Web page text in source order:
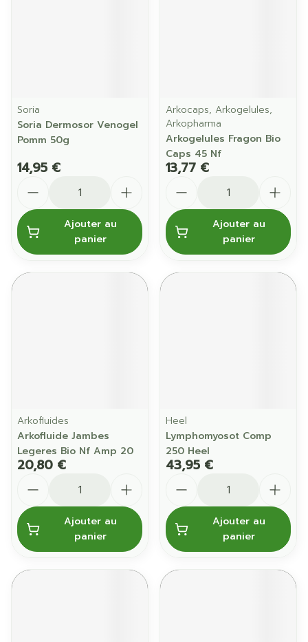
Soria
Soria Dermosor Venogel
Pomm 50g
14,95 €
Ajouter au
panier
Arkocaps, Arkogelules,
Arkopharma
Arkogelules Fragon Bio
Caps 45 Nf
13,77 €
Ajouter au
panier
Arkofluides
Arkofluide Jambes
Legeres Bio Nf Amp 20
20,80 €
Ajouter au
panier
Heel
Lymphomyosot Comp
250 Heel
43,95 €
Ajouter au
panier